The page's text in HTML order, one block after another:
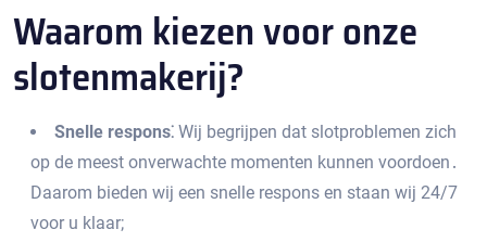
Waarom kiezen voor onze
slotenmakerij?​
Snelle respons⁚ Wij begrijpen dat slotproblemen zich
op de meest onverwachte momenten kunnen voordoen․
Daarom bieden wij een snelle respons en staan wij 24/7
voor u klaar;